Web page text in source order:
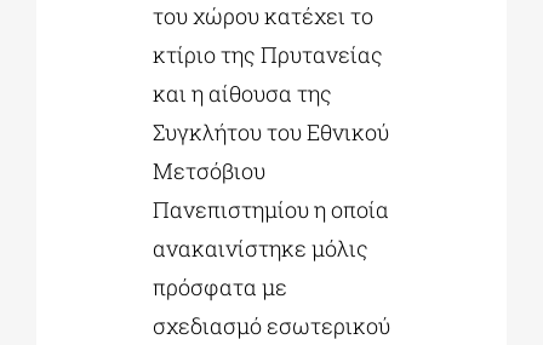
του χώρου κατέχει το
κτίριο της Πρυτανείας
και η αίθουσα της
Συγκλήτου του Εθνικού
Μετσόβιου
Πανεπιστημίου η οποία
ανακαινίστηκε μόλις
πρόσφατα με
σχεδιασμό εσωτερικού